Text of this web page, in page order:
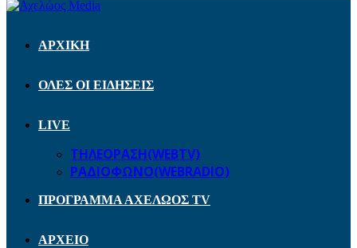
ΑΡΧΙΚΗ
ΟΛΕΣ ΟΙ ΕΙΔΗΣΕΙΣ
LIVE
ΤΗΛΕΟΡΑΣΗ(WEBTV)
ΡΑΔΙΟΦΩΝΟ(WEBRADIO)
ΠΡΟΓΡΑΜΜΑ ΑΧΕΛΩΟΣ TV
ΑΡΧΕΙΟ